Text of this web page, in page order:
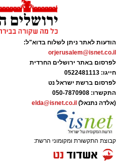
הודעות לאתר ניתן לשלוח בדוא"ל:
orjerusalem@isnet.co.il
לפרסום באתר ירושלים החרדית
חייגו: 0522481113
לפרסום ברשת ישראל נט
התקשרו: 050-7870908
(אלדה נתנאל) elda@isnet.co.il
קבוצת התקשורת ומקומוני הרשת: